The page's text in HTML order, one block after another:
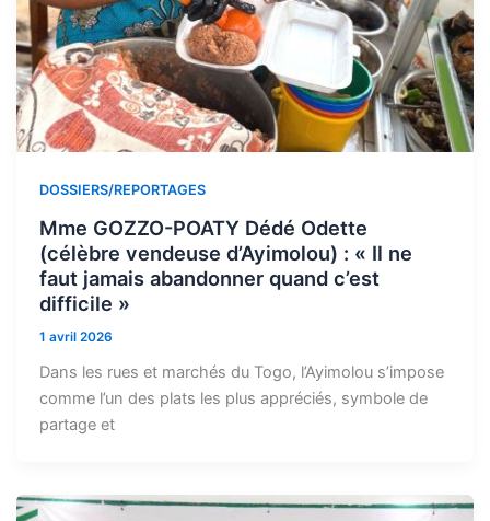
DOSSIERS/REPORTAGES
Mme GOZZO-POATY Dédé Odette
(célèbre vendeuse d’Ayimolou) : « Il ne
faut jamais abandonner quand c’est
difficile »
1 avril 2026
Dans les rues et marchés du Togo, l’Ayimolou s’impose
comme l’un des plats les plus appréciés, symbole de
partage et